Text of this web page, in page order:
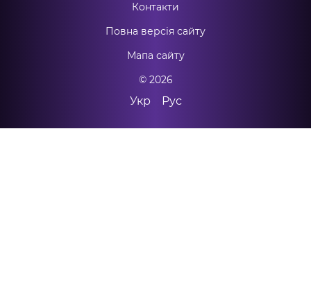
Контакти
Повна версія сайту
Мапа сайту
© 2026
Укр Рус